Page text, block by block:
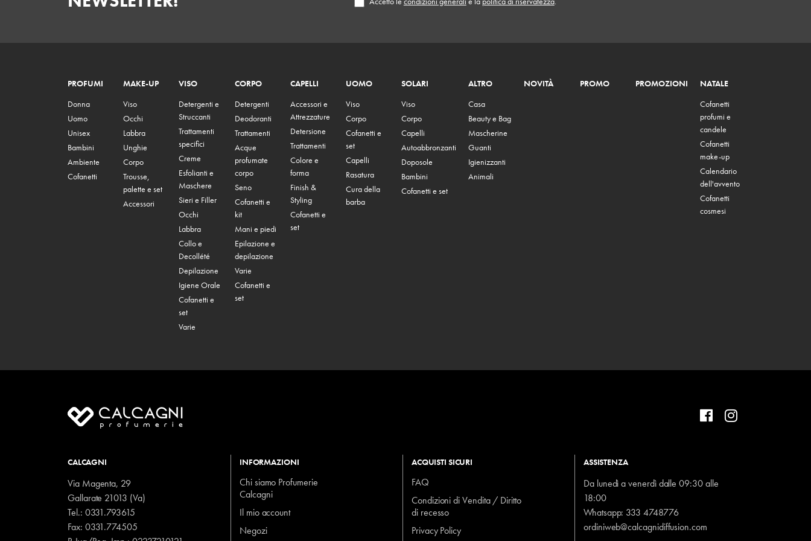
PROFUMI
Donna
Uomo
Unisex
Bambini
Ambiente
Cofanetti
MAKE-UP
Viso
Occhi
Labbra
Unghie
Corpo
Trousse,
palette e set
Accessori
VISO
Detergenti e
Struccanti
Trattamenti
specifici
Creme
Esfolianti e
Maschere
Sieri e Filler
Occhi
Labbra
Collo e
Decollété
Depilazione
Igiene Orale
Cofanetti e
set
Varie
CORPO
Detergenti
Deodoranti
Trattamenti
Acque
profumate
corpo
Seno
Cofanetti e
kit
Mani e piedi
Epilazione e
depilazione
Varie
Cofanetti e
set
CAPELLI
Accessori e
Attrezzature
Detersione
Trattamenti
Colore e
forma
Finish &
Styling
Cofanetti e
set
UOMO
Viso
Corpo
Cofanetti e
set
Capelli
Rasatura
Cura della
barba
SOLARI
Viso
Corpo
Capelli
Autoabbronzanti
Doposole
Bambini
Cofanetti e set
ALTRO
Casa
Beauty e Bag
Mascherine
Guanti
Igienizzanti
Animali
NOVITÀ PROMO PROMOZIONI
NATALE
Cofanetti
profumi e
candele
Cofanetti
make-up
Calendario
dell'avvento
Cofanetti
cosmesi
CALCAGNI
Via Magenta, 29
Gallarate 21013 (Va)
Tel.: 0331.793615
Fax: 0331.774505
INFORMAZIONI
Chi siamo Profumerie
Calcagni
Il mio account
Negozi
ACQUISTI SICURI
FAQ
Condizioni di Vendita / Diritto
di recesso
Privacy Policy
ASSISTENZA
Da lunedì a venerdì dalle 09:30 alle
18:00
Whatsapp: 333 4748776
ordiniweb@calcagnidiffusion.com